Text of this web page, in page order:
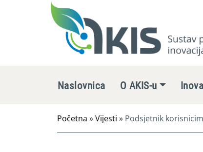
Naslovnica O AKIS-u
Početna »Vijesti » Podsjetnik
2024. godini